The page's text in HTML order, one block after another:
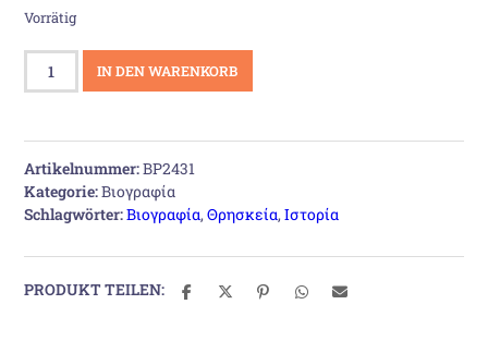
Vorrätig
Άγιος
Ιωάννης
IN DEN WARENKORB
Artikelnummer:BP2431
Kategorie:Βιογραφία
Schlagwörter:Βιογραφία,Θρησκεία,Ιστορία
PRODUKT TEILEN: